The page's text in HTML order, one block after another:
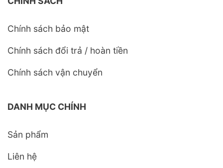
Chính sách bảo mật
Chính sách đổi trả / hoàn tiền
Chính sách vận chuyển
DANH MỤC CHÍNH
Sản phẩm
Liên hệ